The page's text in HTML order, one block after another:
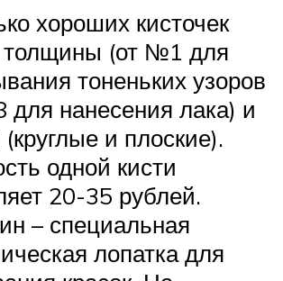
хороших кисточек
толщины (от №1 для
тоненьких узоров
нанесения лака) и
и плоские).
одной кисти
20-35 рублей.
– специальная
лопатка для